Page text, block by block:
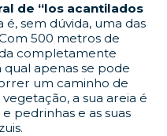
de “los acantilados
é, sem dúvida, uma das
500 metros de
completamente
apenas se pode
um caminho de
a sua areia é
pedrinhas e as suas